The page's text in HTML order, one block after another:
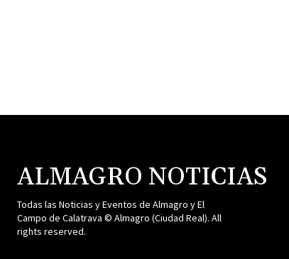
ALMAGRO NOTICIAS
Todas las Noticias y Eventos de Almagro y El
Campo de Calatrava © Almagro (Ciudad Real). All
rights reserved.